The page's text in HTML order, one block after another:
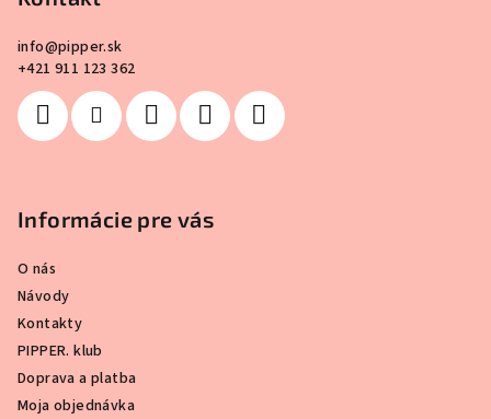
info@pipper.sk
+421 911 123 362
Informácie pre vás
O nás
Návody
Kontakty
PIPPER. klub
Doprava a platba
Moja objednávka